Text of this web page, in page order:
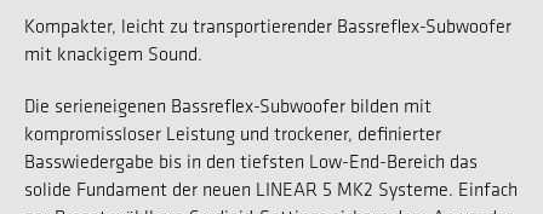
Kompakter, leicht zu transportierender Bassreflex-Subwoofer
mit knackigem Sound.
Die serieneigenen Bassreflex-Subwoofer bilden mit
kompromissloser Leistung und trockener, definierter
Basswiedergabe bis in den tiefsten Low-End-Bereich das
solide Fundament der neuen LINEAR 5 MK2 Systeme. Einfach